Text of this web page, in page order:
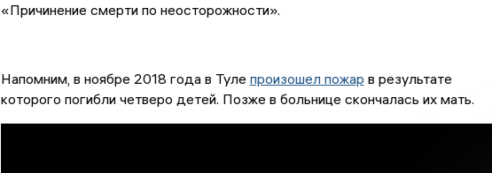
«Причинение смерти по неосторожности».
Напомним, в ноябре 2018 года в Туле произошел пожар в результате
которого погибли четверо детей. Позже в больнице скончалась их мать.